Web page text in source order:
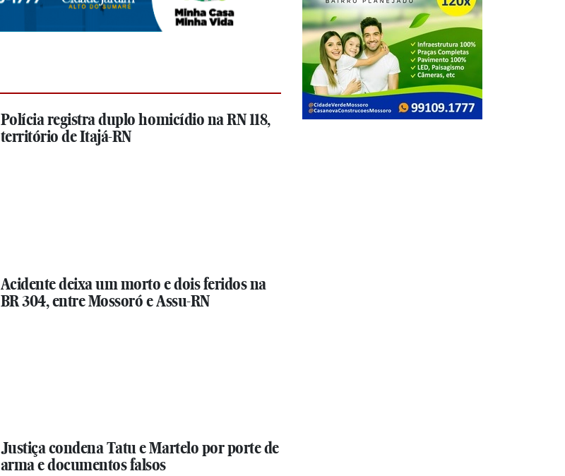
Polícia registra duplo homicídio na RN 118,
território de Itajá-RN
Acidente deixa um morto e dois feridos na
BR 304, entre Mossoró e Assu-RN
Justiça condena Tatu e Martelo por porte de
arma e documentos falsos